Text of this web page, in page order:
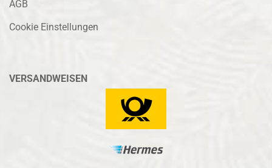
AGB
Cookie Einstellungen
VERSANDWEISEN